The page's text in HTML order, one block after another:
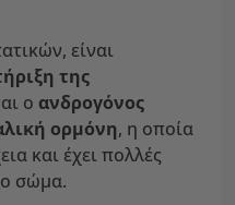
είναι
της
ο ανδρογόνος
ορμόνη, η οποία
και έχει πολλές
σώμα.